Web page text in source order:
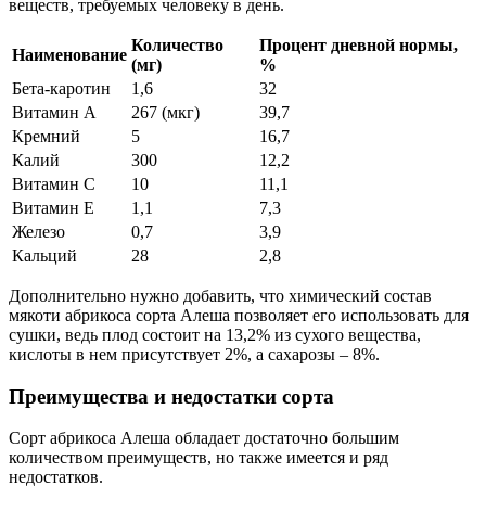
веществ, требуемых человеку в день.
Наименование
Количество
(мг)
Процент дневной нормы,
%
Бета-каротин
1,6
32
Витамин А
267 (мкг)
39,7
Кремний
5
16,7
Калий
300
12,2
Витамин С
10
11,1
Витамин Е
1,1
7,3
Железо
0,7
3,9
Кальций
28 2,8
Дополнительно нужно добавить, что химический состав
мякоти абрикоса сорта Алеша позволяет его использовать для
сушки, ведь плод состоит на 13,2% из сухого вещества,
кислоты в нем присутствует 2%, а сахарозы – 8%.
Преимущества и недостатки сорта
Сорт абрикоса Алеша обладает достаточно большим
количеством преимуществ, но также имеется и ряд
недостатков.